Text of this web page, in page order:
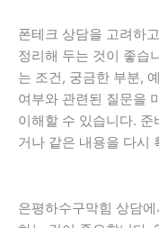
폰테크 상담을 고려하
정리해 두는 것이 좋습
는 조건, 궁금한 부분,
여부와 관련된 질문을
이해할 수 있습니다.
거나 같은 내용을 다시
은평하수구막힘 상담